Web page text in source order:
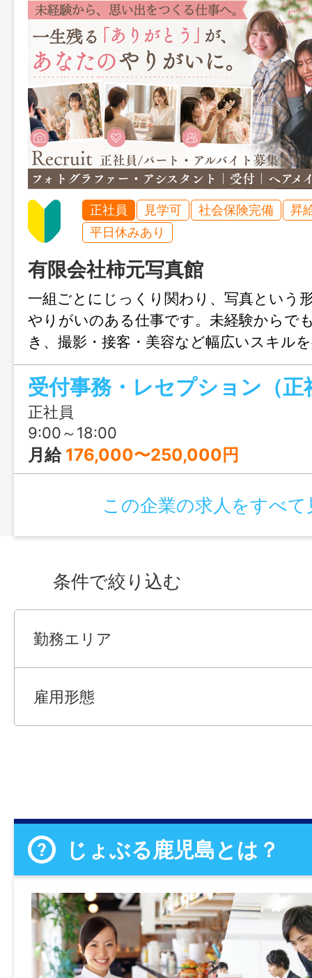
正社員 見学可 社会保険完備
昇
平日休みあり
有限会社柿元写真館
一組ごとにじっくり関わり、写真という
やりがいのある仕事です。未経験からで
き、撮影・接客・美容など幅広いスキル
成長できます。20～30代のスタッフが多
士の仲も良いため、風通しの良い環境で
も魅力です。
受付事務・レセプション（正
正社員
9:00～18:00
月給 176,000〜250,000円
この企業の求人をすべて
条件で絞り込む
勤務エリア
雇用形態
じょぶる鹿児島とは？